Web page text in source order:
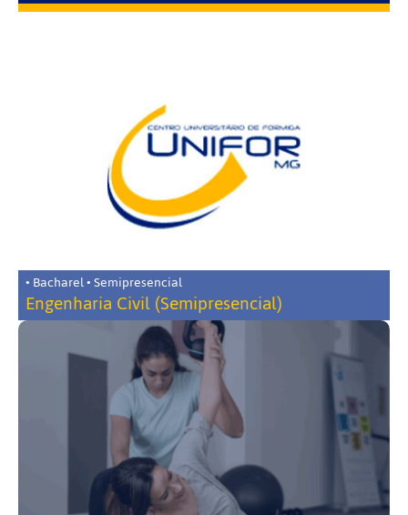
• Bacharel • Semipresencial
Engenharia Civil (Semipresencial)